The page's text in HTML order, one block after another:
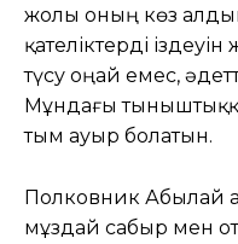
жолы оның көз
қателіктерді
түсу оңай емес,
Мұндағы
тым ауыр болатын.
Полковник Абылай
мұздай сабыр мен